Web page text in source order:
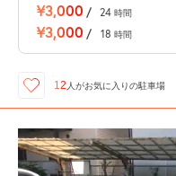
¥3,000 / 24 時間
¥3,000 / 18 時間
12 人がお気に入りの駐車場